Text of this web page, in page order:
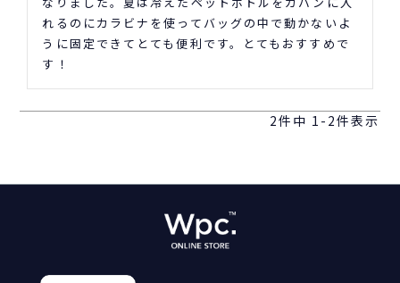
れるのにカラビナを使ってバッグの中で動かないよ
うに固定できてとても便利です。とてもおすすめで
す！
2件中 1 - 2件表示